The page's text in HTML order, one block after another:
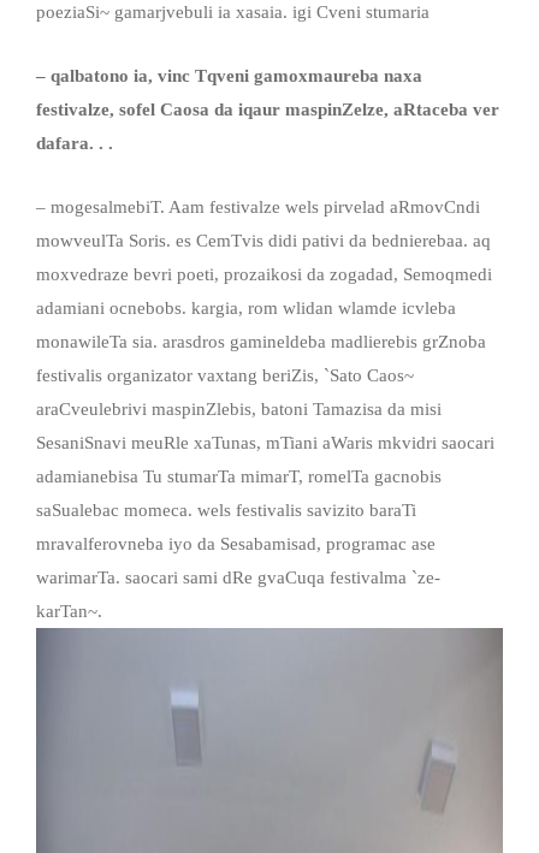
poeziaSi~ gamarjvebuli ia xasaia. igi Cveni stumaria
– qalbatono ia, vinc Tqveni gamoxmaureba naxa
festivalze, sofel Caosa da iqaur maspinZelze, aRtaceba ver
dafara. . .
– mogesalmebiT. Aam festivalze wels pirvelad aRmovCndi
mowveulTa Soris. es CemTvis didi pativi da bednierebaa. aq
moxvedraze bevri poeti, prozaikosi da zogadad, Semoqmedi
adamiani ocnebobs. kargia, rom wlidan wlamde icvleba
monawileTa sia. arasdros gamineldeba madlierebis grZnoba
festivalis organizator vaxtang beriZis, `Sato Caos~
araCveulebrivi maspinZlebis, batoni Tamazisa da misi
SesaniSnavi meuRle xaTunas, mTiani aWaris mkvidri saocari
adamianebisa Tu stumarTa mimarT, romelTa gacnobis
saSualebac momeca. wels festivalis savizito baraTi
mravalferovneba iyo da Sesabamisad, programac ase
warimarTa. saocari sami dRe gvaCuqa festivalma `ze-
karTan~.